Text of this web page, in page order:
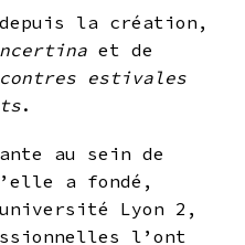
la création,
et de
estivales
.
au sein de
a fondé,
Lyon 2,
l’ont